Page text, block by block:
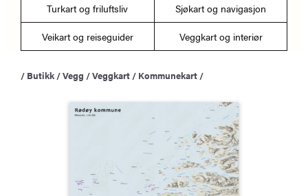
t
r
Turkart og friluftsliv Sjøkart og navigasjon
Veikart og reiseguider Veggkart og interiør
/ Butikk /Vegg /Veggkart / Kommunekart /